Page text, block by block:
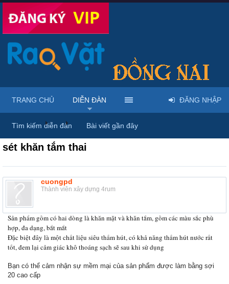
Diễn đàn ... Rao vặt tổng hợp - Uy tín - Miễn phí
sét khăn tắm thai
cuongpd
Thành viên xây dựng 4rum
Sản phẩm gồm có hai dòng là khăn mặt và khăn tắm, gồm các màu sắc phù
hợp, đa dạng, bắt mắt
Đặc biệt đây là một chất liệu siêu thấm hút, có khả năng thấm hút nước rất
tốt, đem lại cảm giác khô thoáng sạch sẽ sau khi sử dụng
Bạn có thể cảm nhận sự mềm mại của sản phẩm được làm bằng sợi
20 cao cấp
TRANG CHỦ DIỄN ĐÀN
Tìm kiếm diễn đàn Bài viết gần đây
ĐĂNG NHẬP